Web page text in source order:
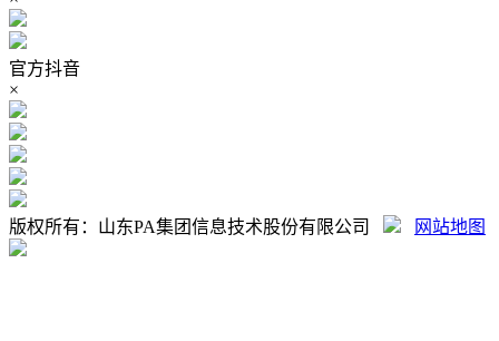
官方抖音
×
版权所有：山东PA集团信息技术股份有限公司 网站地图